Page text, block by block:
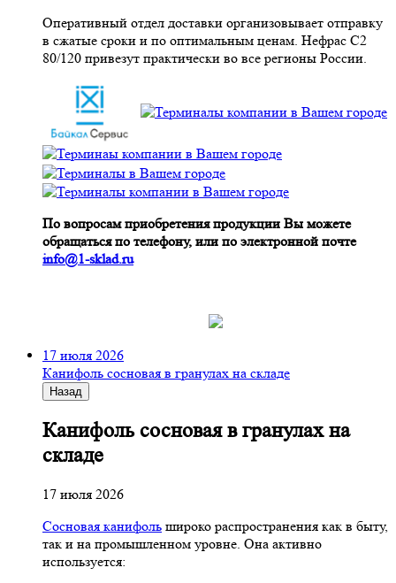
Оперативный отдел доставки организовывает отправку
в сжатые сроки и по оптимальным ценам. Нефрас С2
80/120 привезут практически во все регионы России.
По вопросам приобретения продукции Вы можете
обращаться по телефону, или по электронной почте
info@1-sklad.ru
17 июля 2026
Канифоль сосновая в гранулах на складе
Назад
Канифоль сосновая в гранулах на
складе
17 июля 2026
Сосновая канифоль широко распространения как в быту,
так и на промышленном уровне. Она активно
используется: